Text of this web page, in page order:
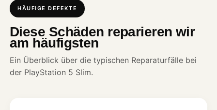
HÄUFIGE DEFEKTE
Diese Schäden reparieren wir
am häufigsten
Ein Überblick über die typischen Reparaturfälle bei
der PlayStation 5 Slim.